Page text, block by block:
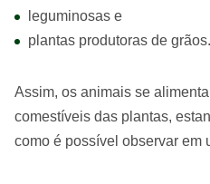
leguminosas e
plantas produtoras de grãos.
Assim, os animais se
comestíveis das plantas,
como é possível observar em